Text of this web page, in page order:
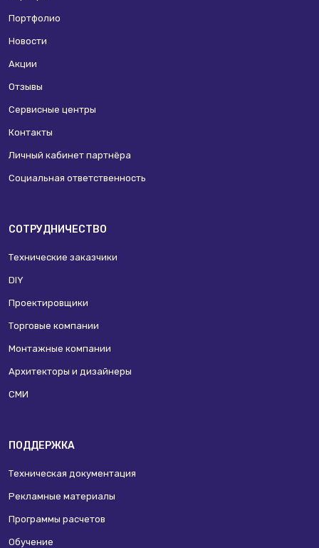
Портфолио
Новости
Акции
Отзывы
Сервисные центры
Контакты
Личный кабинет партнёра
Социальная ответственность
СОТРУДНИЧЕСТВО
Технические заказчики
DIY
Проектировщики
Торговые компании
Монтажные компании
Архитекторы и дизайнеры
СМИ
ПОДДЕРЖКА
Техническая документация
Рекламные материалы
Программы расчетов
Обучение